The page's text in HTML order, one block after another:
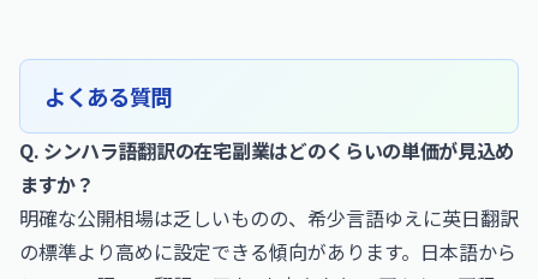
よくある質問
Q. シンハラ語翻訳の在宅副業はどのくらいの単価が見込め
ますか？
明確な公開相場は乏しいものの、希少言語ゆえに英日翻訳
の標準より高めに設定できる傾向があります。日本語から